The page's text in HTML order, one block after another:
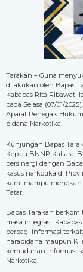
Tarakan – Guna
dilakukan oleh Bapas
Kabapas Rita Ribawati
pada Selasa (07/01/
Aparat Penegak
pidana Narkotika.
Kunjungan Bapas
Kepala BNNP Kaltara,
bersinergi dengan
kasus narkotika di
kami mampu menekan
Tatar.
Bapas Tarakan
masa integrasi.
berbagi informasi
narapidana maupun
kemudahan informasi
Narkotika.